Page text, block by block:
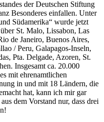
der Deutschen Stiftung
Besonderes einfallen. Unter
Südamerika
wurde jetzt
St. Malo, Lissabon, Las
de Janeiro, Buenos Aires,
/ Peru, Galapagos-Inseln,
Pta. Delgade, Azoren, St.
Insgesamt ca. 20.000
mit ehrenamtlichen
in und mit 18 Ländern, die
hat, kann ich mir gar
dem Vorstand nur, dass drei